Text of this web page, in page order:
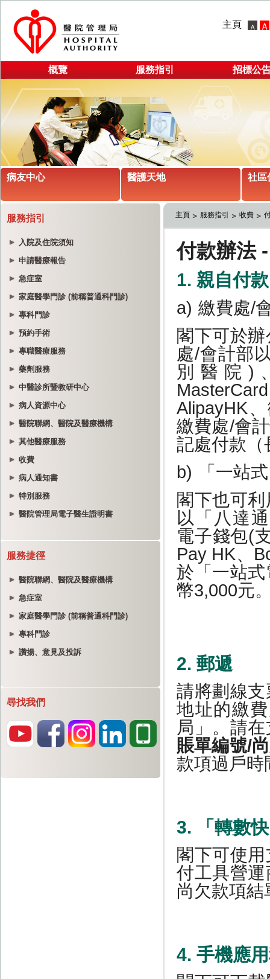
主頁
概覽 服務指引 招標公
病友中心 醫護天地 社區
服務指引
入院及住院須知
申請醫療報告
急症室
家庭醫學門診 (前稱普通科門診)
專科門診
預約手術
專職醫療服務
藥劑服務
中醫診所暨教研中心
病人資源中心
醫院聯網、醫院及醫療機構
其他醫療服務
收費
病人通知書
特別服務
醫院管理局電子醫生證明書
服務捷徑
醫院聯網、醫院及醫療機構
急症室
家庭醫學門診 (前稱普通科門診)
專科門診
讚揚、意見及投訴
尋找我們
主頁 服務指引 收費